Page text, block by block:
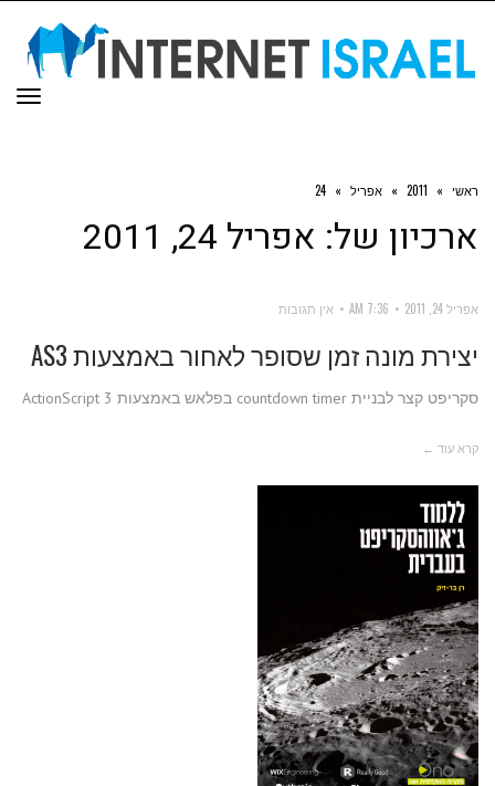
ראשי »
2011
» אפריל »
24
ארכיון של: אפריל 24, 2011
אפריל 24, 2011 7:36 AM אין תגובות
יצירת מונה זמן שסופר לאחור באמצעות AS3
סקריפט קצר לבניית countdown timer בפלאש באמצעות ActionScript 3
קרא עוד ←